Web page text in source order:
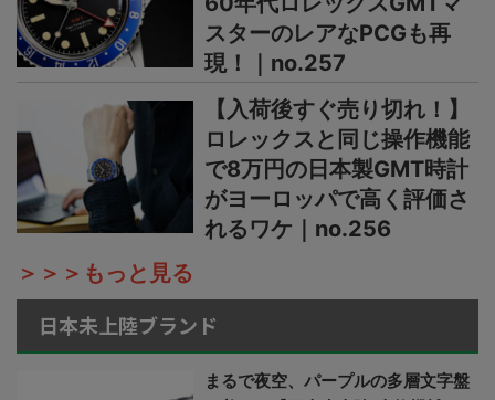
スターのレアなPCGも再
現！｜no.257
【入荷後すぐ売り切れ！】
ロレックスと同じ操作機能
で8万円の日本製GMT時計
がヨーロッパで高く評価さ
れるワケ｜no.256
＞＞＞もっと見る
日本未上陸ブランド
まるで夜空、パープルの多層文字盤